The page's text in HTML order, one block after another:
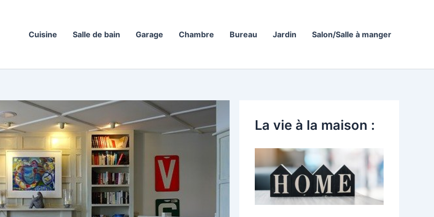
Cuisine Salle de bain Garage Chambre Bureau Jardin Salon/Salle à manger
La vie à la maison :